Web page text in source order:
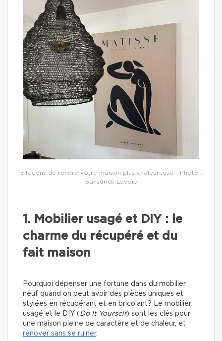
5 façons de rendre votre maison plus chaleureuse - Photo :
Sansdrick Lavoie
1. Mobilier usagé et DIY : le
charme du récupéré et du
fait maison
Pourquoi dépenser une fortune dans du mobilier
neuf quand on peut avoir des pièces uniques et
stylées en récupérant et en bricolant? Le mobilier
usagé et le DIY ( Do It Yourself) sont les clés pour
une maison pleine de caractère et de chaleur, et
rénover sans se ruiner.